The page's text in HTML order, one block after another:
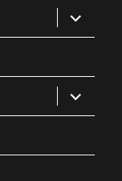
ouvrir
le
sous-
ouvrir
le
sous-